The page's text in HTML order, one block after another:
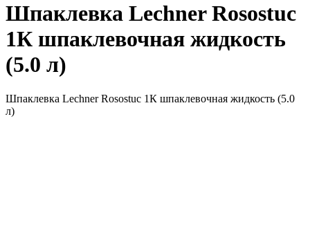
Шпаклевка Lechner Rosostuc
1К шпаклевочная жидкость
(5.0 л)
Шпаклевка Lechner Rosostuc 1К шпаклевочная жидкость (5.0
л)